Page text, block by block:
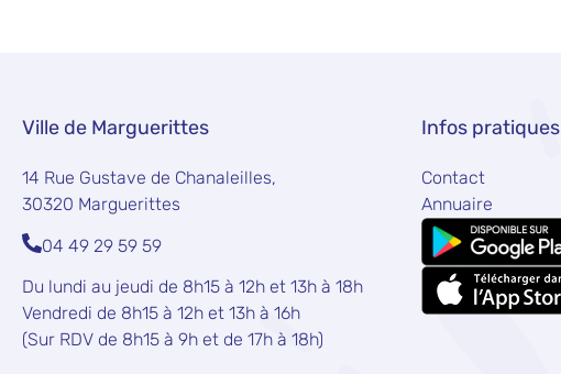
Ville de Marguerittes
14 Rue Gustave de Chanaleilles,
30320 Marguerittes
04 49 29 59 59
Du lundi au jeudi de 8h15 à 12h et 13h à 18h
Vendredi de 8h15 à 12h et 13h à 16h
(Sur RDV de 8h15 à 9h et de 17h à 18h)
Infos pratiques
Contact
Annuaire